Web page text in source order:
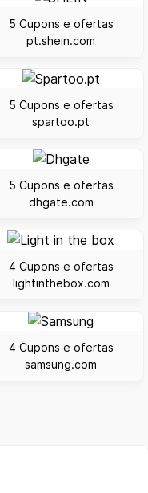
5 Cupons e ofertas
pt.shein.com
5 Cupons e ofertas
spartoo.pt
5 Cupons e ofertas
dhgate.com
4 Cupons e ofertas
lightinthebox.com
4 Cupons e ofertas
samsung.com